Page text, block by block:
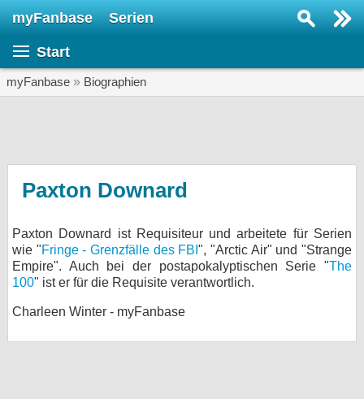
myFanbase Serien
Start
myFanbase » Biographien
Paxton Downard
Paxton Downard ist Requisiteur und arbeitete für Serien
wie "Fringe - Grenzfälle des FBI", "Arctic Air" und "Strange
Empire". Auch bei der postapokalyptischen Serie "The
100" ist er für die Requisite verantwortlich.
Charleen Winter - myFanbase
KULTUR
Specials
SERVICE
Gewinnspiele